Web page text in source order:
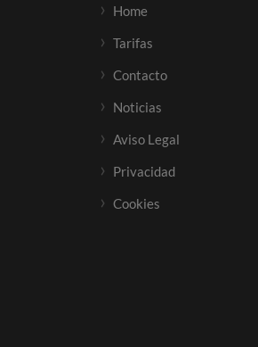
Home
Tarifas
Contacto
Noticias
Aviso Legal
Privacidad
Cookies